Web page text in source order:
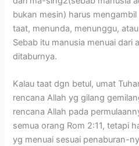
bukan mesin) harus
taat, menunda, menunggu,
Sebab itu manusia menuai dari
ditaburnya.
Kalau taat dgn betul, umat
rencana Allah yg gilang
rencana Allah pada
semua orang Rom 2:11, tetapi
yg menuai sesuai penaburan-